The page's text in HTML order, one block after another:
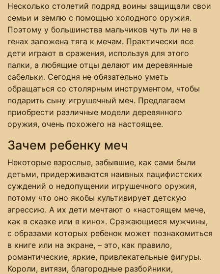
Несколько столетий подряд воины защищали свои
семьи и землю с помощью холодного оружия.
Поэтому у большинства мальчиков чуть ли не в
генах заложена тяга к мечам. Практически все
дети играют в сражения, используя для этого
палки, а любящие отцы делают им деревянные
сабельки. Сегодня не обязательно уметь
обращаться со столярным инструментом, чтобы
подарить сыну игрушечный меч. Предлагаем
приобрести различные модели деревянного
оружия, очень похожего на настоящее.
Зачем ребенку меч
Некоторые взрослые, забывшие, как сами были
детьми, придерживаются наивных пацифистских
суждений о недопущении игрушечного оружия,
потому что оно якобы культивирует детскую
агрессию. А их дети мечтают о «настоящем мече,
как в сказке или в кино». Сражающиеся мужчины,
с образами которых ребенок может познакомиться
в книге или на экране, – это, как правило,
романтические, яркие, привлекательные фигуры.
Короли, витязи, благородные разбойники,